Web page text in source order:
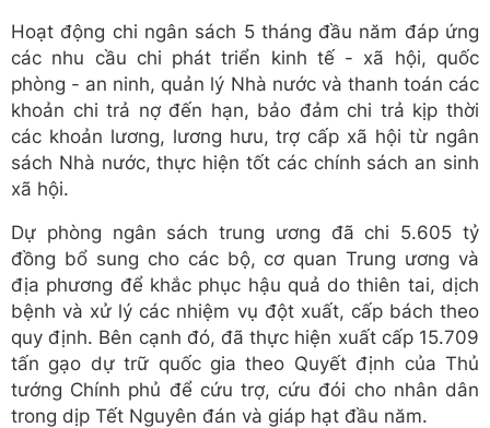
Hoạt động chi ngân sách 5 tháng đầu năm đáp ứng
các nhu cầu chi phát triển kinh tế - xã hội, quốc
phòng - an ninh, quản lý Nhà nước và thanh toán các
khoản chi trả nợ đến hạn, bảo đảm chi trả kịp thời
các khoản lương, lương hưu, trợ cấp xã hội từ ngân
sách Nhà nước, thực hiện tốt các chính sách an sinh
xã hội.
Dự phòng ngân sách trung ương đã chi 5.605 tỷ
đồng bổ sung cho các bộ, cơ quan Trung ương và
địa phương để khắc phục hậu quả do thiên tai, dịch
bệnh và xử lý các nhiệm vụ đột xuất, cấp bách theo
quy định. Bên cạnh đó, đã thực hiện xuất cấp 15.709
tấn gạo dự trữ quốc gia theo Quyết định của Thủ
tướng Chính phủ để cứu trợ, cứu đói cho nhân dân
trong dịp Tết Nguyên đán và giáp hạt đầu năm.